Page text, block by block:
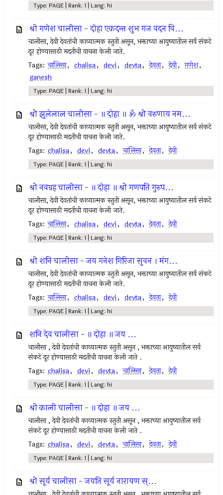
Type: PAGE | Rank: 1 | Lang: hi
श्री गणेश चालीसा - दोहा एकदन्त शुभ गज वदन वि...
चालीसा, देवी देवतांची काव्यात्मक स्तुती असून, भक्ताच्या आयुष्यातील सर्व संकटे
दूर होण्यासाठी मदतीची याचना केली जाते.
Tags: चालिसा, chalisa, devi, devta, देवता, देवी, गणेश,
ganesh
Type: PAGE | Rank: 1 | Lang: hi
श्री झुलेलाल चालीसा - ॥ दोहा ॥ ॐ श्री वरुणाय नम...
चालीसा, देवी देवतांची काव्यात्मक स्तुती असून, भक्ताच्या आयुष्यातील सर्व संकटे
दूर होण्यासाठी मदतीची याचना केली जाते.
Tags: chalisa, devi, devta, चालिसा, देवता, देवी
Type: PAGE | Rank: 1 | Lang: hi
श्री नवग्रह चालीसा - ॥ दोहा ॥ श्री गणपति गुरुप...
चालीसा, देवी देवतांची काव्यात्मक स्तुती असून, भक्ताच्या आयुष्यातील सर्व संकटे
दूर होण्यासाठी मदतीची याचना केली जाते.
Tags: चालिसा, chalisa, devi, devta, देवता, देवी
Type: PAGE | Rank: 1 | Lang: hi
श्री शनि चालीसा - जय गनेश गिरिजा सुवन । मंग...
चालीसा, देवी देवतांची काव्यात्मक स्तुती असून, भक्ताच्या आयुष्यातील सर्व संकटे
दूर होण्यासाठी मदतीची याचना केली जाते.
Tags: चालिसा, chalisa, devi, devta, देवता, देवी
Type: PAGE | Rank: 1 | Lang: hi
शनि देव चालीसा - ॥ दोहा ॥ जय ...
चालीसा , देवी देवतांची काव्यात्मक स्तुती असून , भक्ताच्या आयुष्यातील सर्व
संकटे दूर होण्यासाठी मदतीची याचना केली जाते .
Tags: chalisa, devi, devta, चालिसा, देवता, देवी
Type: PAGE | Rank: 1 | Lang: hi
श्री काली चालीसा - ॥ दोहा ॥ जय ...
चालीसा , देवी देवतांची काव्यात्मक स्तुती असून , भक्ताच्या आयुष्यातील सर्व
संकटे दूर होण्यासाठी मदतीची याचना केली जाते .
Tags: chalisa, devi, devta, चालिसा, देवता, देवी
Type: PAGE | Rank: 1 | Lang: hi
श्री सूर्य चालीसा - जयति सूर्य नारायण स्...